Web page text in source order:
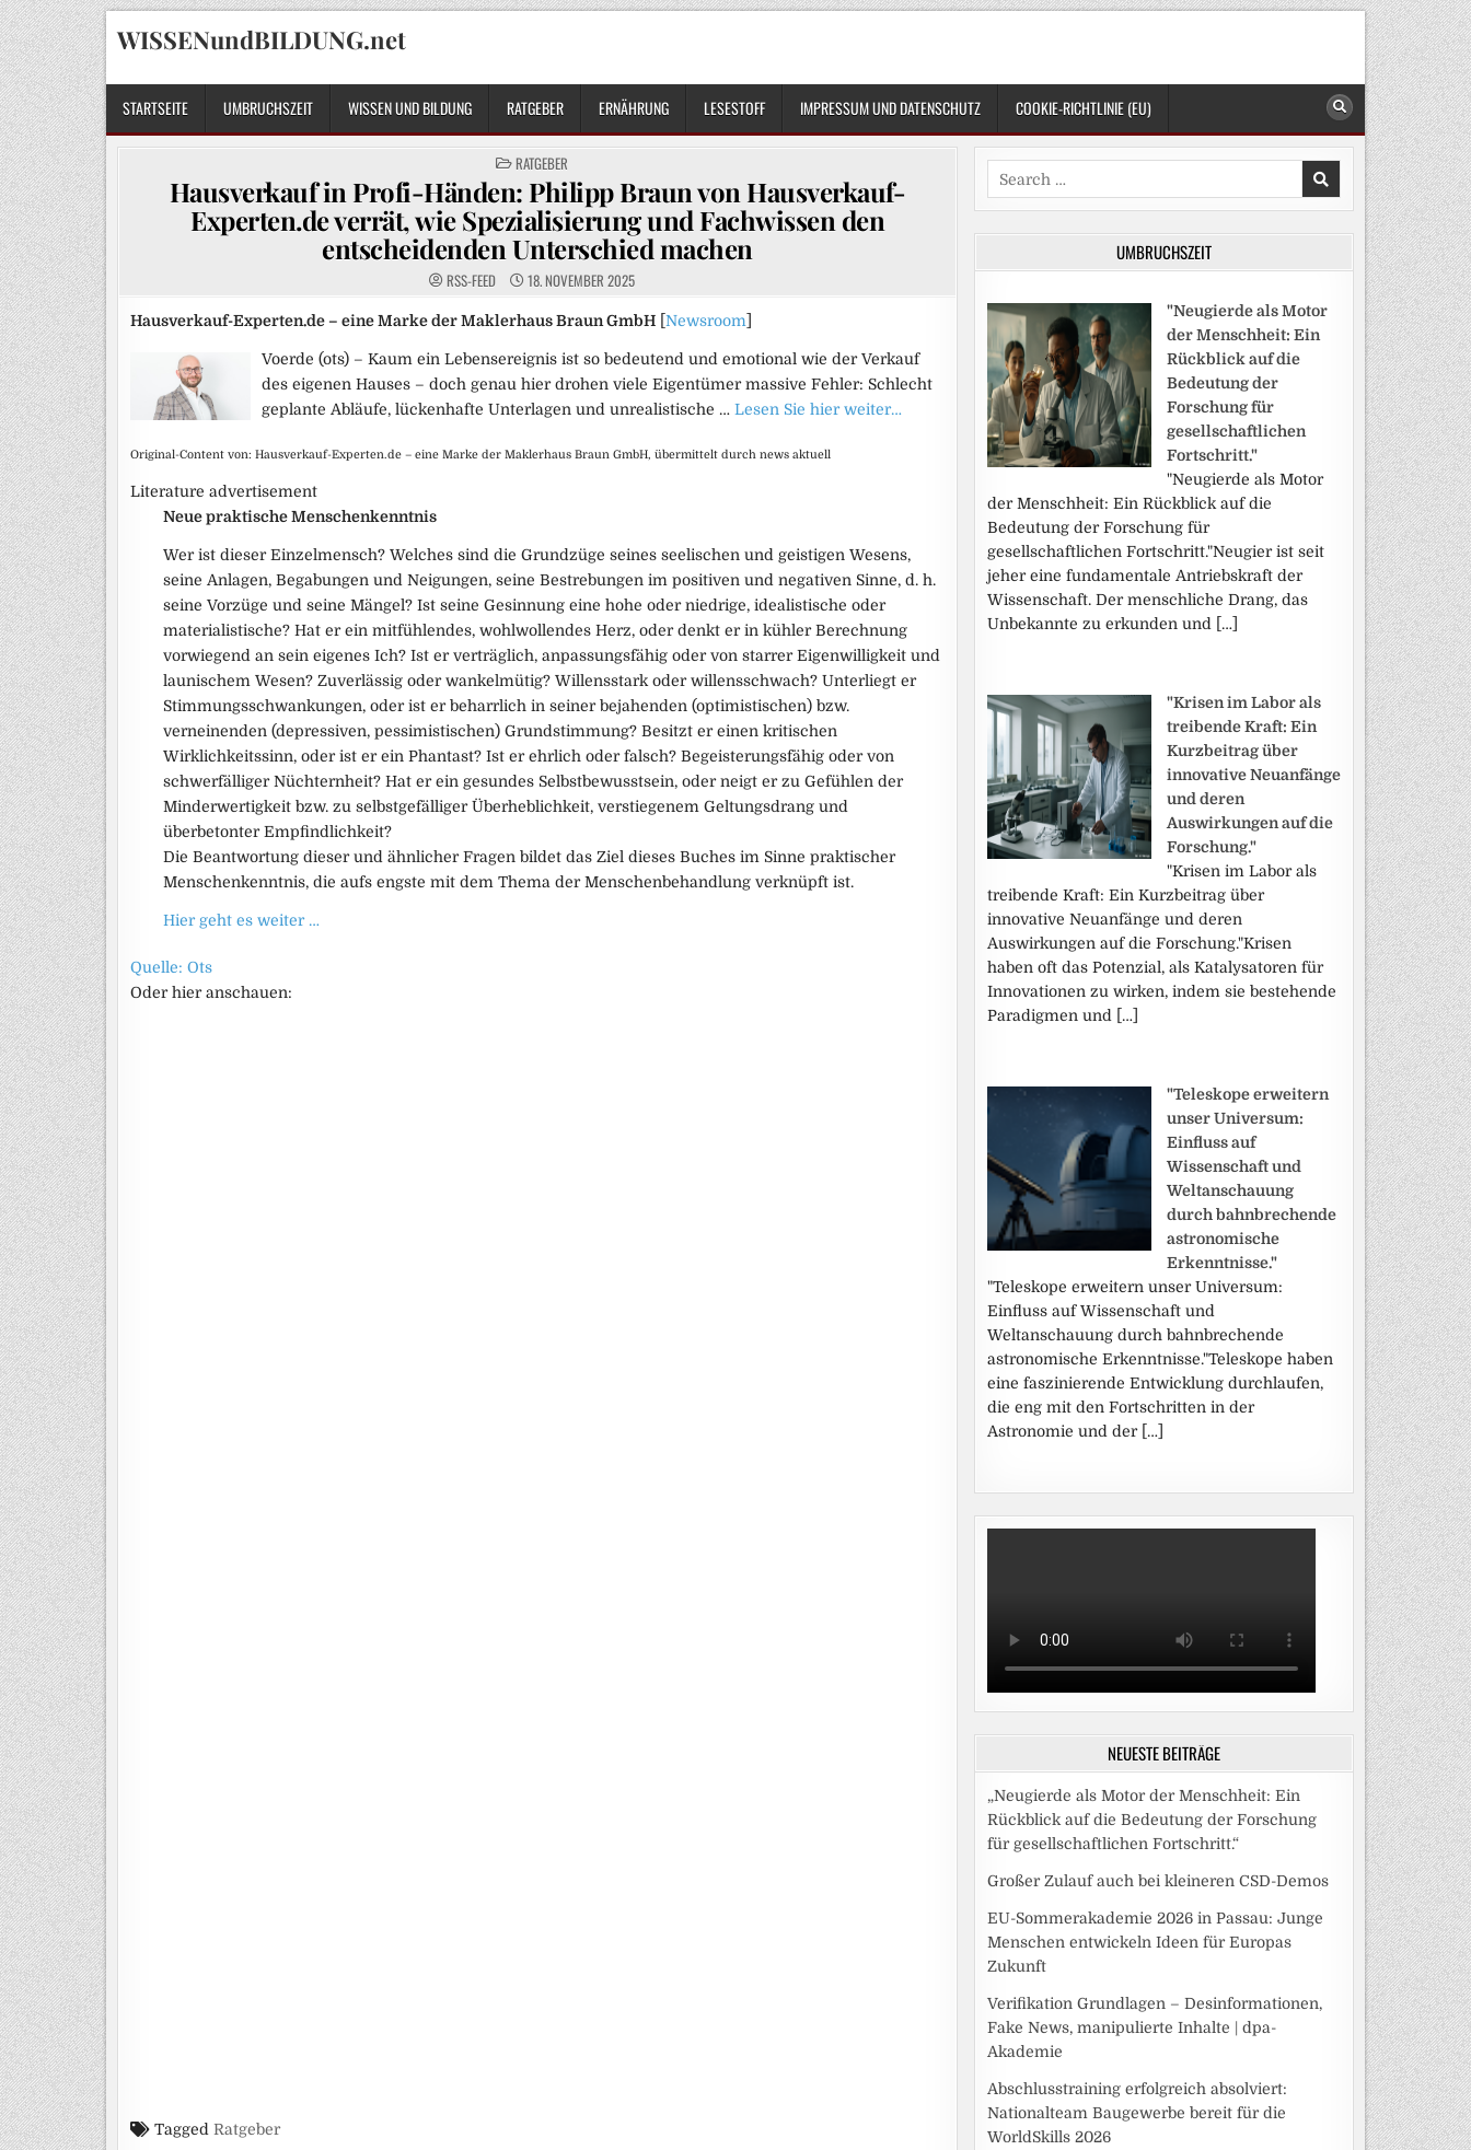
Skip
to
content
WISSENundBILDUNG.net
STARTSEITE UMBRUCHSZEIT WISSEN UND BILDUNG RATGEBER ERNÄHRUNG LESESTOFF IMPRESSUM UND DATENSCHUTZ COOKIE-RICHTLINIE (EU)
POSTED
IN
RATGEBER
Hausverkauf in Profi-Händen: Philipp Braun von Hausverkauf-
Experten.de verrät, wie Spezialisierung und Fachwissen den
entscheidenden Unterschied machen
RSS-FEED 18. NOVEMBER 2025
Hausverkauf-Experten.de – eine Marke der Maklerhaus Braun GmbH Newsroom
Voerde (ots) – Kaum ein Lebensereignis ist so bedeutend und emotional wie der Verkauf
des eigenen Hauses – doch genau hier drohen viele Eigentümer massive Fehler: Schlecht
geplante Abläufe, lückenhafte Unterlagen und unrealistische … Lesen Sie hier weiter…
Original-Content von: Hausverkauf-Experten.de – eine Marke der Maklerhaus Braun GmbH, übermittelt durch news aktuell
Literature advertisement
Neue praktische Menschenkenntnis
Wer ist dieser Einzelmensch? Welches sind die Grundzüge seines seelischen und geistigen Wesens,
seine Anlagen, Begabungen und Neigungen, seine Bestrebungen im positiven und negativen Sinne, d. h.
seine Vorzüge und seine Mängel? Ist seine Gesinnung eine hohe oder niedrige, idealistische oder
materialistische? Hat er ein mitfühlendes, wohlwollendes Herz, oder denkt er in kühler Berechnung
vorwiegend an sein eigenes Ich? Ist er verträglich, anpassungsfähig oder von starrer Eigenwilligkeit und
launischem Wesen? Zuverlässig oder wankelmütig? Willensstark oder willensschwach? Unterliegt er
Stimmungsschwankungen, oder ist er beharrlich in seiner bejahenden (optimistischen) bzw.
verneinenden (depressiven, pessimistischen) Grundstimmung? Besitzt er einen kritischen
Wirklichkeitssinn, oder ist er ein Phantast? Ist er ehrlich oder falsch? Begeisterungsfähig oder von
schwerfälliger Nüchternheit? Hat er ein gesundes Selbstbewusstsein, oder neigt er zu Gefühlen der
Minderwertigkeit bzw. zu selbstgefälliger Überheblichkeit, verstiegenem Geltungsdrang und
überbetonter Empfindlichkeit?
Die Beantwortung dieser und ähnlicher Fragen bildet das Ziel dieses Buches im Sinne praktischer
Menschenkenntnis, die aufs engste mit dem Thema der Menschenbehandlung verknüpft ist.
Hier geht es weiter …
Quelle: Ots
Oder hier anschauen:
Tagged Ratgeber
Search
for:
UMBRUCHSZEIT
"Neugierde als Motor
der Menschheit: Ein
Rückblick auf die
Bedeutung der
Forschung für
gesellschaftlichen
Fortschritt."
"Neugierde als Motor
der Menschheit: Ein Rückblick auf die
Bedeutung der Forschung für
gesellschaftlichen Fortschritt."Neugier ist seit
jeher eine fundamentale Antriebskraft der
Wissenschaft. Der menschliche Drang, das
Unbekannte zu erkunden und […]
"Krisen im Labor als
treibende Kraft: Ein
Kurzbeitrag über
innovative Neuanfänge
und deren
Auswirkungen auf die
Forschung."
"Krisen im Labor als
treibende Kraft: Ein Kurzbeitrag über
innovative Neuanfänge und deren
Auswirkungen auf die Forschung."Krisen
haben oft das Potenzial, als Katalysatoren für
Innovationen zu wirken, indem sie bestehende
Paradigmen und […]
"Teleskope erweitern
unser Universum:
Einfluss auf
Wissenschaft und
Weltanschauung
durch bahnbrechende
astronomische
Erkenntnisse."
"Teleskope erweitern unser Universum:
Einfluss auf Wissenschaft und
Weltanschauung durch bahnbrechende
astronomische Erkenntnisse."Teleskope haben
eine faszinierende Entwicklung durchlaufen,
die eng mit den Fortschritten in der
Astronomie und der […]
NEUESTE BEITRÄGE
„Neugierde als Motor der Menschheit: Ein
Rückblick auf die Bedeutung der Forschung
für gesellschaftlichen Fortschritt.“
Großer Zulauf auch bei kleineren CSD-Demos
EU-Sommerakademie 2026 in Passau: Junge
Menschen entwickeln Ideen für Europas
Zukunft
Verifikation Grundlagen – Desinformationen,
Fake News, manipulierte Inhalte | dpa-
Akademie
Abschlusstraining erfolgreich absolviert:
Nationalteam Baugewerbe bereit für die
WorldSkills 2026